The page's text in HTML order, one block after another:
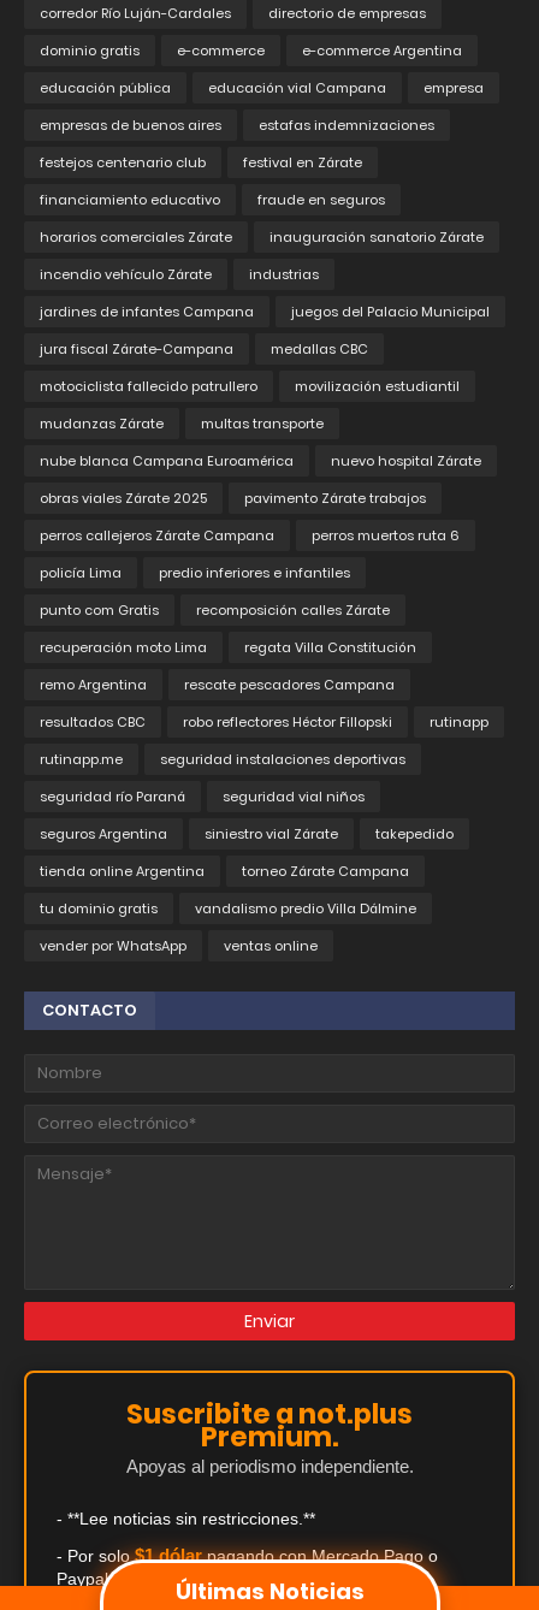
Últimas Noticias
corredor Río Luján-Cardales
directorio de empresas
dominio gratis
e-commerce
e-commerce Argentina
educación pública
educación vial Campana
empresa
empresas de buenos aires
estafas indemnizaciones
festejos centenario club
festival en Zárate
financiamiento educativo
fraude en seguros
horarios comerciales Zárate
inauguración sanatorio Zárate
incendio vehículo Zárate
industrias
jardines de infantes Campana
juegos del Palacio Municipal
jura fiscal Zárate-Campana
medallas CBC
motociclista fallecido patrullero
movilización estudiantil
mudanzas Zárate
multas transporte
nube blanca Campana Euroamérica
nuevo hospital Zárate
obras viales Zárate 2025
pavimento Zárate trabajos
perros callejeros Zárate Campana
perros muertos ruta 6
policía Lima
predio inferiores e infantiles
punto com Gratis
recomposición calles Zárate
recuperación moto Lima
regata Villa Constitución
remo Argentina
rescate pescadores Campana
resultados CBC
robo reflectores Héctor Fillopski
rutinapp
rutinapp.me
seguridad instalaciones deportivas
seguridad río Paraná
seguridad vial niños
seguros Argentina
siniestro vial Zárate
takepedido
tienda online Argentina
torneo Zárate Campana
tu dominio gratis
vandalismo predio Villa Dálmine
vender por WhatsApp
ventas online
CONTACTO
Suscribite a not.plus
Premium.
Apoyas al periodismo independiente.
- **Lee noticias sin restricciones.**
- Por solo$1 dólarpagando con Mercado Pago o
Paypal.